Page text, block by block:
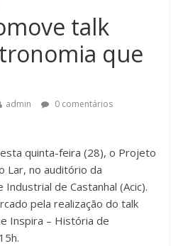
talk
que
admin 0 comentários
quinta-feira (28), o Projeto
Lar, no auditório da
Industrial de Castanhal (Acic).
pela realização do talk
Inspira – História de